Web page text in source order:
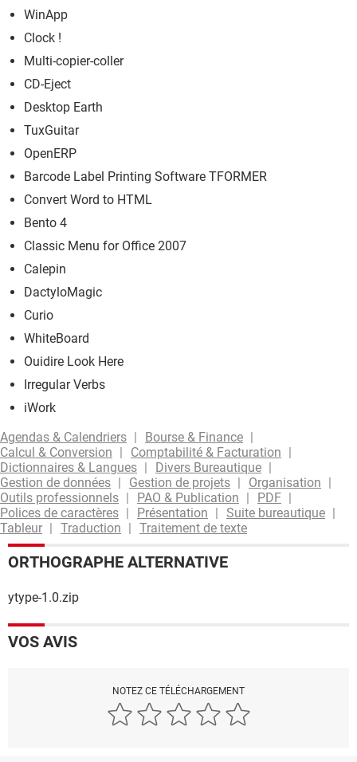
WinApp
Clock !
Multi-copier-coller
CD-Eject
Desktop Earth
TuxGuitar
OpenERP
Barcode Label Printing Software TFORMER
Convert Word to HTML
Bento 4
Classic Menu for Office 2007
Calepin
DactyloMagic
Curio
WhiteBoard
Ouidire Look Here
Irregular Verbs
iWork
Agendas & Calendriers
Bourse & Finance
Calcul & Conversion
Comptabilité & Facturation
Dictionnaires & Langues
Divers Bureautique
Gestion de données
Gestion de projets
Organisation
Outils professionnels
PAO & Publication
PDF
Polices de caractères
Présentation
Suite bureautique
Tableur
Traduction Traitement de texte
ORTHOGRAPHE ALTERNATIVE
ytype-1.0.zip
VOS AVIS
NOTEZ CE TÉLÉCHARGEMENT